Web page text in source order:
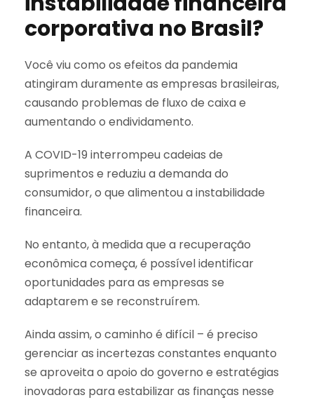
corporativa no Brasil?
Você viu como os efeitos da pandemia
atingiram duramente as empresas brasileiras,
causando problemas de fluxo de caixa e
aumentando o endividamento.
A COVID-19 interrompeu cadeias de
suprimentos e reduziu a demanda do
consumidor, o que alimentou a instabilidade
financeira.
No entanto, à medida que a recuperação
econômica começa, é possível identificar
oportunidades para as empresas se
adaptarem e se reconstruírem.
Ainda assim, o caminho é difícil – é preciso
gerenciar as incertezas constantes enquanto
se aproveita o apoio do governo e estratégias
inovadoras para estabilizar as finanças nesse